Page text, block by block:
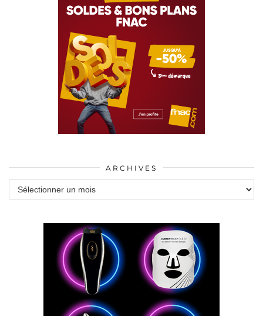
ARCHIVES
Archives